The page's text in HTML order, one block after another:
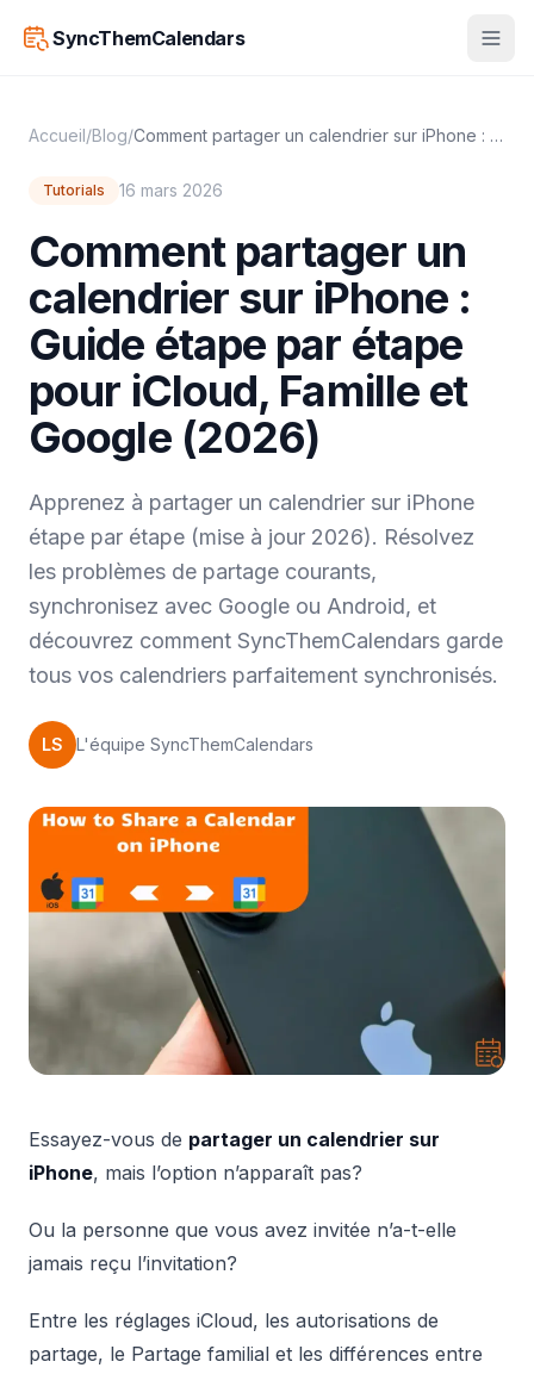
SyncThemCalendars
Accueil/Blog/ Comment partager un calendrier sur iPhone : Guide étape par étape pour iCloud, Famille et Google (2026)
Tutorials 16 mars 2026
Comment partager un
calendrier sur iPhone :
Guide étape par étape
pour iCloud, Famille et
Google (2026)
Apprenez à partager un calendrier sur iPhone
étape par étape (mise à jour 2026). Résolvez
les problèmes de partage courants,
synchronisez avec Google ou Android, et
découvrez comment SyncThemCalendars garde
tous vos calendriers parfaitement synchronisés.
LS L'équipe SyncThemCalendars
Essayez-vous de partager un calendrier sur
iPhone, mais l’option n’apparaît pas?
Ou la personne que vous avez invitée n’a-t-elle
jamais reçu l’invitation?
Entre les réglages iCloud, les autorisations de
partage, le Partage familial et les différences entre